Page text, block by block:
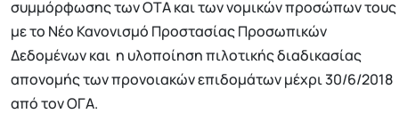
συμμόρφωσης των ΟΤΑ και των νομικών προσώπων τους
με το Νέο Κανονισμό Προστασίας Προσωπικών
Δεδομένων και η υλοποίηση πιλοτικής διαδικασίας
απονομής των προνοιακών επιδομάτων μέχρι 30/6/2018
από τον ΟΓΑ.